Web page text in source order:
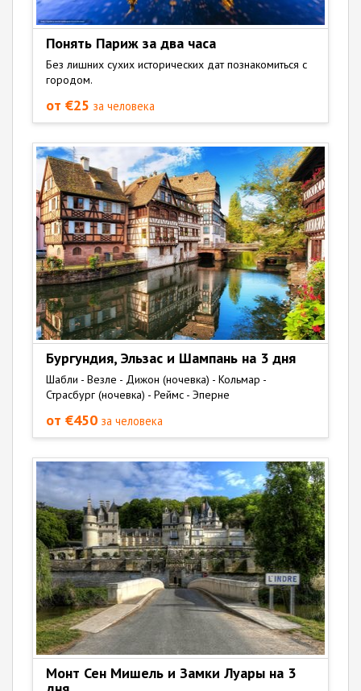
Понять Париж за два часа
Без лишних сухих исторических дат познакомиться с
городом.
от €25 за человека
Бургундия, Эльзас и Шампань на 3 дня
Шабли - Везле - Дижон (ночевка) - Кольмар -
Страсбург (ночевка) - Реймс - Эперне
от €450 за человека
Монт Сен Мишель и Замки Луары на 3